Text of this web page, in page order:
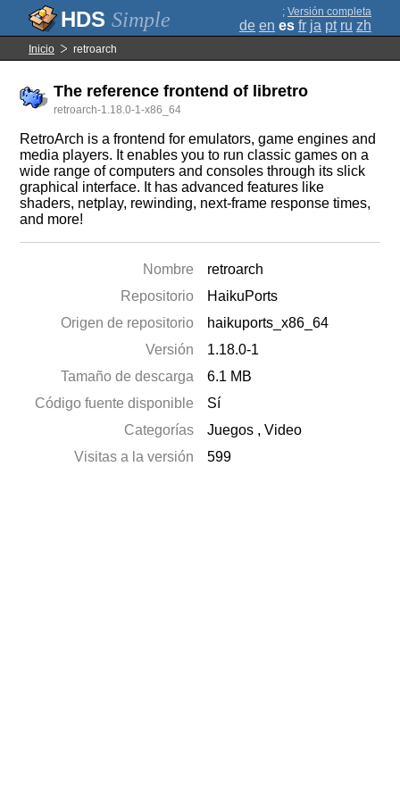
Simple ; Versión completa
de en es fr ja pt ru zh
Inicio retroarch
The reference frontend of libretro
retroarch-1.18.0-1-x86_64
RetroArch is a frontend for emulators, game engines and
media players. It enables you to run classic games on a
wide range of computers and consoles through its slick
graphical interface. It has advanced features like
shaders, netplay, rewinding, next-frame response times,
and more!
Nombre
retroarch
Repositorio
HaikuPorts
Origen de repositorio
haikuports_x86_64
Versión
1.18.0-1
Tamaño de descarga
6.1 MB
Código fuente disponible
Sí
Categorías
Juegos ,Video
Visitas a la versión
599